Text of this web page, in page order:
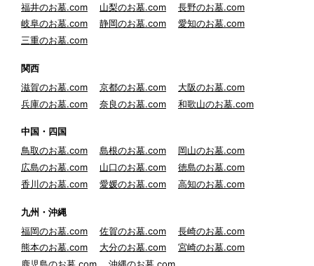
福井のお墓.com
山梨のお墓.com
長野のお墓.com
岐阜のお墓.com
静岡のお墓.com
愛知のお墓.com
三重のお墓.com
関西
滋賀のお墓.com
京都のお墓.com
大阪のお墓.com
兵庫のお墓.com
奈良のお墓.com 和歌山のお墓.com
中国・四国
鳥取のお墓.com
島根のお墓.com
岡山のお墓.com
広島のお墓.com
山口のお墓.com
徳島のお墓.com
香川のお墓.com
愛媛のお墓.com 高知のお墓.com
九州・沖縄
福岡のお墓.com
佐賀のお墓.com
長崎のお墓.com
熊本のお墓.com
大分のお墓.com
宮崎のお墓.com